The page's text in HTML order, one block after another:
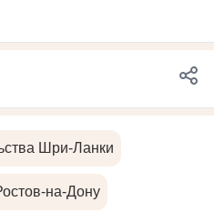
Шри-Ланки
на-Дону